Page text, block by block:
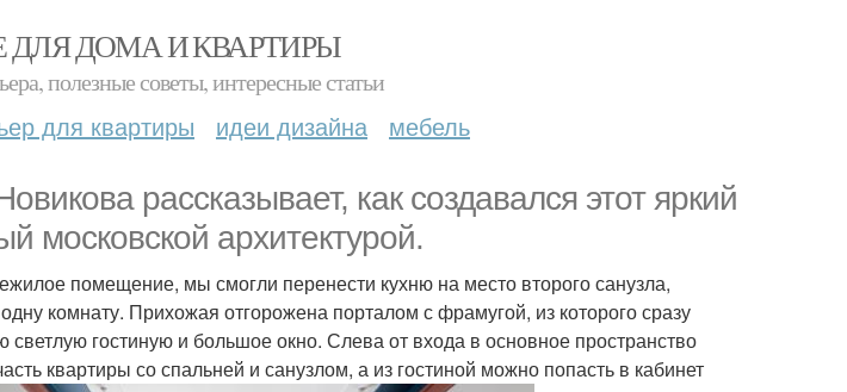
ДЛЯ ДОМА И КВАРТИРЫ
полезные советы, интересные статьи
для квартиры идеи дизайна мебель
рассказывает, как создавался этот яркий
московской архитектурой.
помещение, мы смогли перенести кухню на место второго санузла,
комнату. Прихожая отгорожена порталом с фрамугой, из которого сразу
светлую гостиную и большое окно. Слева от входа в основное пространство
квартиры со спальней и санузлом, а из гостиной можно попасть в кабинет